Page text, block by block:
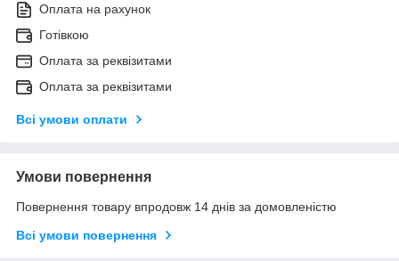
Оплата на рахунок
Готівкою
Оплата за реквізитами
Оплата за реквізитами
Всі умови оплати
Умови повернення
Повернення товару впродовж 14 днів за домовленістю
Всі умови повернення